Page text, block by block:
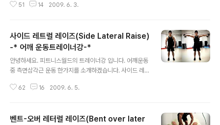
적- 전명삼각근과 측면 삼각근을 훈련하기 위함. 실시방
합니다. 덤벨을 내릴때 팔이 너무 벌어지지 않게 주의하시
면서 어깨 덤벨의 안쪽이 어깨쪽으로 향한다는 느낌으로
내리면서 전면, 측면 삼각근에 스트레칭을 느껴주세요. 프
레스시 곧장 위로 미는 것이 아니라 약간 덤벨을 모아준다
는 느낌으로 밀어주시면 됩니다. 주의사항- 프레스시 팔을
쭉-* 펴지마세요. 95%정도 팔이 펴졌다고 생각되시면 다
51 14 2009. 6. 3.
사이드 레트럴 레이즈(Side Lateral Raise)
-* 어깨 운동트레이너강-*
안녕하세요. 피트니스월드의 트레이너강 입니다. 어깨운동
중 측면삼각근 운동 한가지를 소개하겠습니다. 사이드 레
을 발달시키기 위해서. 운동방법- 양손에 덤벨을 잡고, 상
도 오시면 주전자로 물을 붓는다는 느낌으로 앞쪽으로- 어
62 16 2009. 6. 5.
벤트-오버 레터럴 레이즈(Bent over later